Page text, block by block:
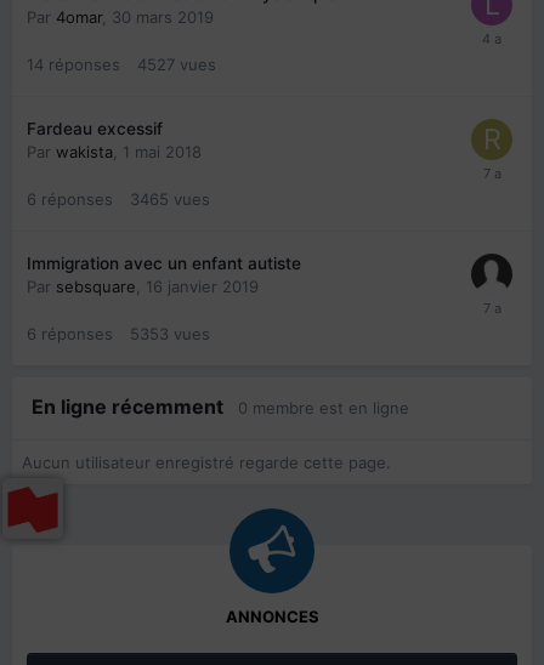
Par 4omar, 30 mars 2019
14 réponses 4527 vues
Fardeau excessif
Par wakista 1 mai 2018
6 réponses 3465 vues
Immigration avec un enfant autiste
Par sebsquare 16 janvier 2019
6 réponses 5353 vues
En ligne récemment 0 membre est en ligne
Aucun utilisateur enregistré regarde cette page.
ANNONCES